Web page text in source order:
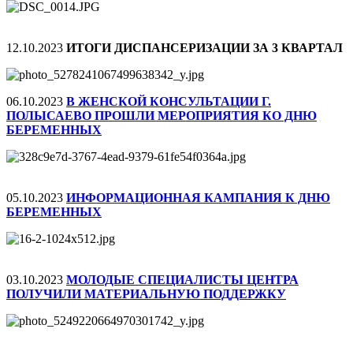
12.10.2023 ИТОГИ ДИСПАНСЕРИЗАЦИИ ЗА 3 КВАРТАЛ
06.10.2023 В ЖЕНСКОЙ КОНСУЛЬТАЦИИ Г.
ПОЛЫСАЕВО ПРОШЛИ МЕРОПРИЯТИЯ КО ДНЮ
БЕРЕМЕННЫХ
05.10.2023 ИНФОРМАЦИОННАЯ КАМПАНИЯ К ДНЮ
БЕРЕМЕННЫХ
03.10.2023 МОЛОДЫЕ СПЕЦИАЛИСТЫ ЦЕНТРА
ПОЛУЧИЛИ МАТЕРИАЛЬНУЮ ПОДДЕРЖКУ